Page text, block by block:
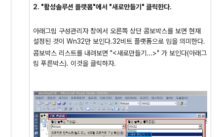
2. "활성솔루션 플랫폼"에서 "새로만들기" 클릭한다.
아래그림 구성관리자 창에서 오른쪽 상단 콤보박스를 보면 현재
설정된 것이 Wn32만 보인다.32비트 플랫폼으로 임을 의미한다.
콤보박스 리스트를 내려보면 "<새로만들기...>" 가 보인다(아래그
림 푸른박스). 이것을 클릭하자.